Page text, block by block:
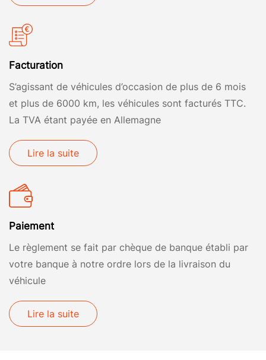
Facturation
S’agissant de véhicules d’occasion de plus de 6 mois
et plus de 6000 km, les véhicules sont facturés TTC.
La TVA étant payée en Allemagne
Lire la suite
Paiement
Le règlement se fait par chèque de banque établi par
votre banque à notre ordre lors de la livraison du
véhicule
Lire la suite